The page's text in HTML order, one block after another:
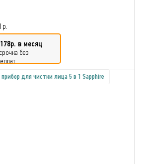
р.
в месяц
без
прибор для чистки лица 5 в 1 Sapphire